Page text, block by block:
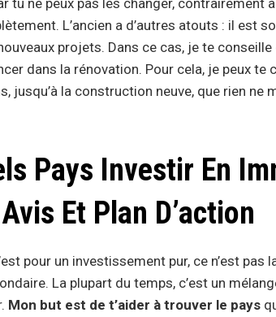
L’ancien a d’autres atouts : il est
projets. Dans ce cas, je te
dans la rénovation. Pour cela, je peux te
jusqu’à la construction neuve, que rien ne
Pays Investir En
Et Plan D’action
pour un investissement pur, ce n’est pas
La plupart du temps, c’est un
Mon but est de t’aider à trouver le pays